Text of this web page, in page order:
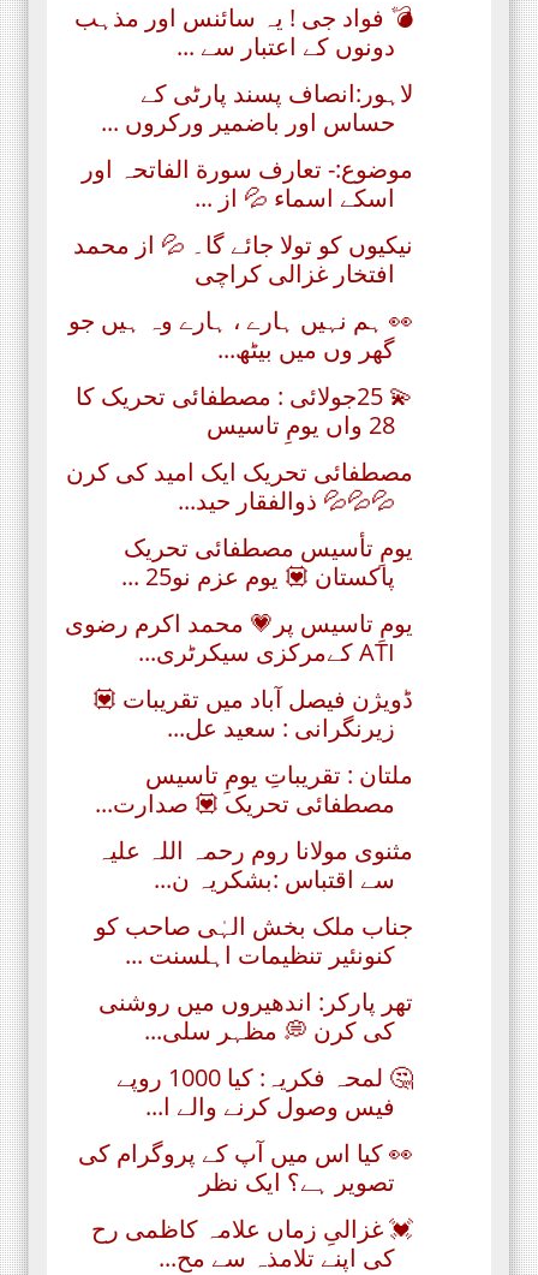
💣 فواد جی ! یہ سائنس اور مذہب
دونوں کے اعتبار سے ...
لاہور:انصاف پسند پارٹی کے
حساس اور باضمیر ورکروں ...
موضوع:- تعارف سورة الفاتحہ اور
اسکے اسماء 💦 از ...
نیکیوں کو تولا جائے گا۔ 💦 از محمد
افتخار غزالی کراچی
👀 ہم نہیں ہارے ، ہارے وہ ہیں جو
گھر وں میں بیٹھ...
💫 25جولائی : مصطفائی تحریک کا
28 واں یومِ تاسیس
مصطفائی تحریک ایک امید کی کرن
💦💦💦 ذوالفقار حید...
یومِ تأسيس مصطفائی تحریک
پاکستان 💟 یوم عزم نو25 ...
یومِ تاسیس پر💗 محمد اکرم رضوی
ATI کےمرکزی سیکرٹری...
ڈویژن فیصل آباد میں تقریبات 💟
زیرنگرانی : سعید عل...
ملتان : تقریباتِ یومِ تاسیس
مصطفائی تحریک 💟 صدارت...
مثنوی ﻣﻮﻻﻧﺎ ﺭﻭم رحمہ اللہ علیہ
سے اقتباس :بشکریہ ن...
جناب ملک بخش الہٰی صاحب کو
کنونئیر تنظیمات اہلسنت ...
تھر پارکر: اندھیروں میں روشنی
کی کرن 💭 مظہر سلی...
🤔 لمحہ فکریہ: کیا 1000 روپے
فیس وصول کرنے والے ا...
👀 کیا اس میں آپ کے پروگرام کی
تصویر ہے؟ ایک نظر
💓 غزالیِ زماں علامہ کاظمی رح
کی اپنے تلامذہ سے مح...